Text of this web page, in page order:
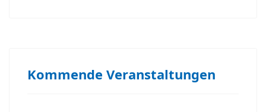
Kommende Veranstaltungen